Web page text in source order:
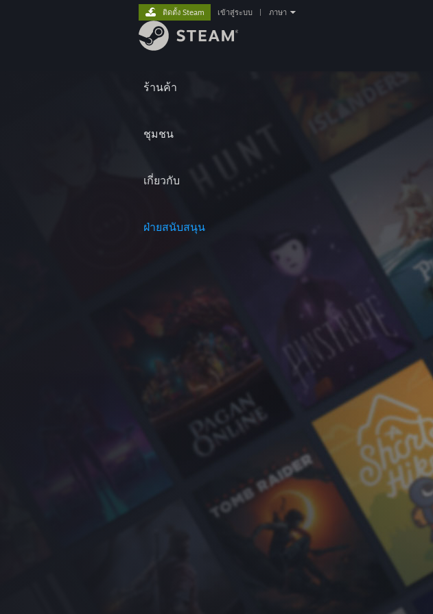
ร้านค้า
ชุมชน
เกี่ยวกับ
ฝ่ายสนับสนุน
ติดตั้ง Steam เข้าสู่ระบบ ภาษา